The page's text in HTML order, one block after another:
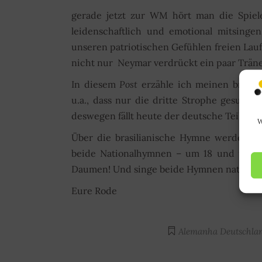
gerade jetzt zur WM hört man die
leidenschaftlich und emotional
unseren patriotischen Gefühlen freien
nicht nur Neymar verdrückt ein paar
In diesem Post erzähle ich meinen
u.a., dass nur die dritte Strophe
deswegen fällt heute der deutsche Teil
Über die brasilianische Hymne werde
beide Nationalhymnen – um 18 und um
Daumen! Und singe beide Hymnen
Eure Rode
Alemanha